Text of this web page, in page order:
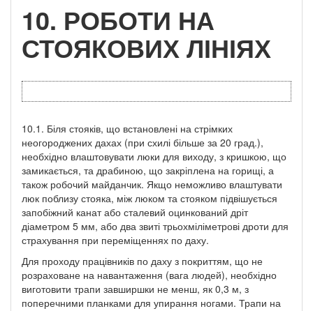
10. РОБОТИ НА
СТОЯКОВИХ ЛІНІЯХ
10.1. Біля стояків, що встановлені на стрімких
неогороджених дахах (при схилі більше за 20 град.),
необхідно влаштовувати люки для виходу, з кришкою, що
замикається, та драбиною, що закріплена на горищі, а
також робочий майданчик. Якщо неможливо влаштувати
люк поблизу стояка, між люком та стояком підвішується
запобіжний канат або сталевий оцинкований дріт
діаметром 5 мм, або два звиті трьохміліметрові дроти для
страхування при переміщеннях по даху.
Для проходу працівників по даху з покриттям, що не
розраховане на навантаження (вага людей), необхідно
виготовити трапи завширшки не менш, як 0,3 м, з
поперечними планками для упирання ногами. Трапи на